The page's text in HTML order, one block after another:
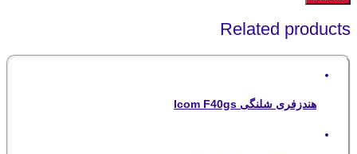
Related products
هندزفری شلنگی Icom F40gs